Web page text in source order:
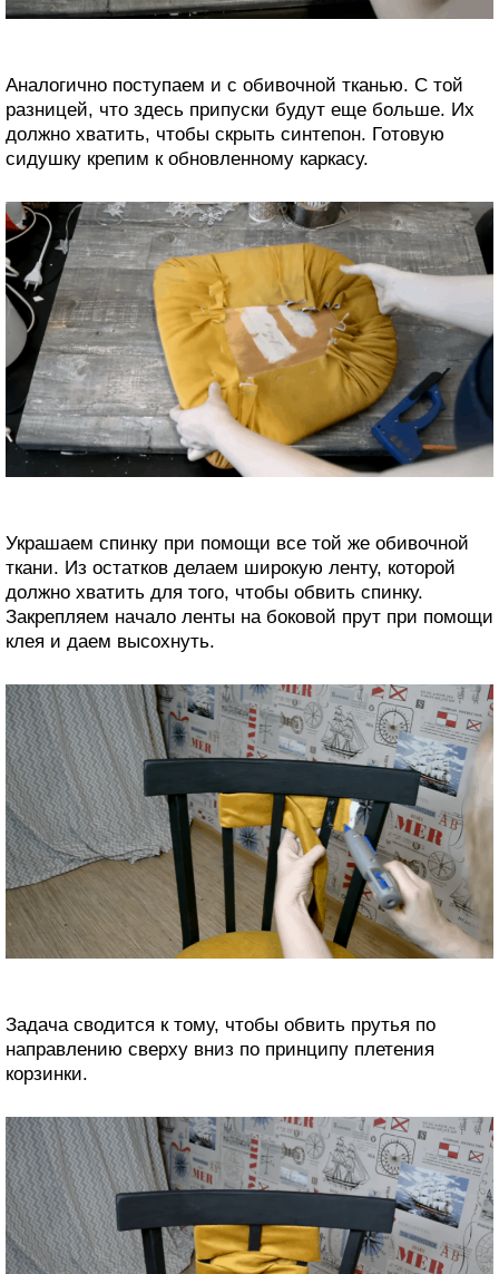
Аналогично поступаем и с обивочной тканью. С той
разницей, что здесь припуски будут еще больше. Их
должно хватить, чтобы скрыть синтепон. Готовую
сидушку крепим к обновленному каркасу.
Украшаем спинку при помощи все той же обивочной
ткани. Из остатков делаем широкую ленту, которой
должно хватить для того, чтобы обвить спинку.
Закрепляем начало ленты на боковой прут при помощи
клея и даем высохнуть.
Задача сводится к тому, чтобы обвить прутья по
направлению сверху вниз по принципу плетения
корзинки.